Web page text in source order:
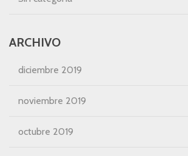
ARCHIVO
diciembre 2019
noviembre 2019
octubre 2019